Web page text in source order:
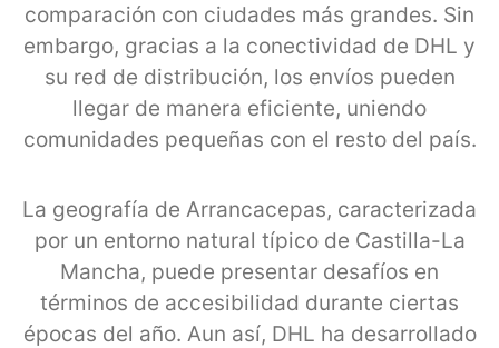
comparación con ciudades más grandes. Sin
embargo, gracias a la conectividad de DHL y
su red de distribución, los envíos pueden
llegar de manera eficiente, uniendo
comunidades pequeñas con el resto del país.
La geografía de Arrancacepas, caracterizada
por un entorno natural típico de Castilla-La
Mancha, puede presentar desafíos en
términos de accesibilidad durante ciertas
épocas del año. Aun así, DHL ha desarrollado